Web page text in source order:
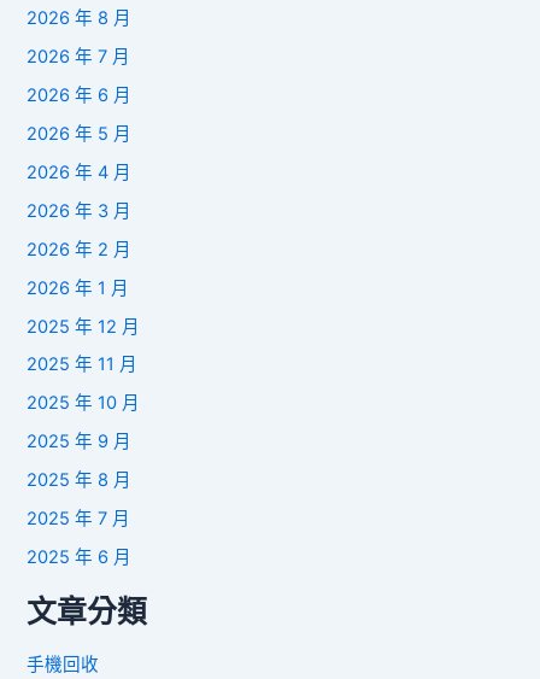
2026 年 8 月
2026 年 7 月
2026 年 6 月
2026 年 5 月
2026 年 4 月
2026 年 3 月
2026 年 2 月
2026 年 1 月
2025 年 12 月
2025 年 11 月
2025 年 10 月
2025 年 9 月
2025 年 8 月
2025 年 7 月
2025 年 6 月
文章分類
手機回收